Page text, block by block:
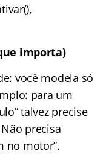
importa)
você modela só
para um
talvez precise
precisa
no motor”.